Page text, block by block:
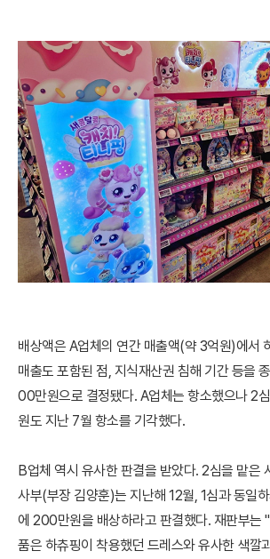
배상액은 A업체의 연간 매출액(약 3억원)에서
매출도 포함된 점, 지식재산권 침해 기간 등을
00만원으로 결정됐다. A업체는 항소했으나 2
원도 지난 7월 항소를 기각했다.
B업체 역시 유사한 판결을 받았다. 2심을 맡은
사부(부장 김양훈)는 지난해 12월, 1심과 동일
에 200만원을 배상하라고 판결했다. 재판부는
품은 하츄핑이 착용했던 드레스와 유사한 색깔